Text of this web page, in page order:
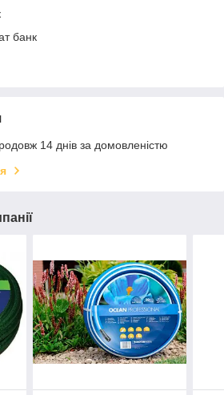
банк
14 днів за домовленістю